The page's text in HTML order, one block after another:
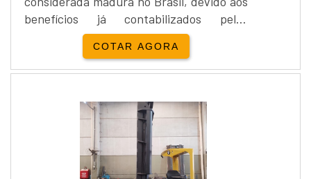
benefícios já contabilizados pelas
empresas.As máquinas exigem cuidados
com a manutenção e com o fornecimento
de peças que normalmente os usuários
comprar o equipamento, o cliente não
seguir rigorosamente o que determina o
manual do fabricante. Com isso, o cus....
COTAR AGORA